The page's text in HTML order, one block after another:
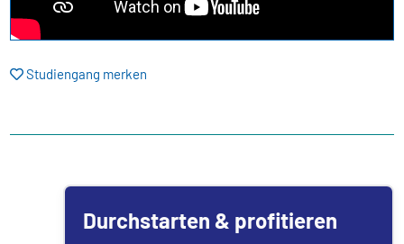
Studiengang merken
Durchstarten & profitieren